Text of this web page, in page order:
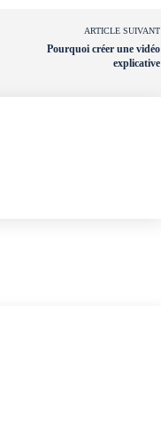
ARTICLE SUIVANT
Pourquoi créer une vidéo
explicative